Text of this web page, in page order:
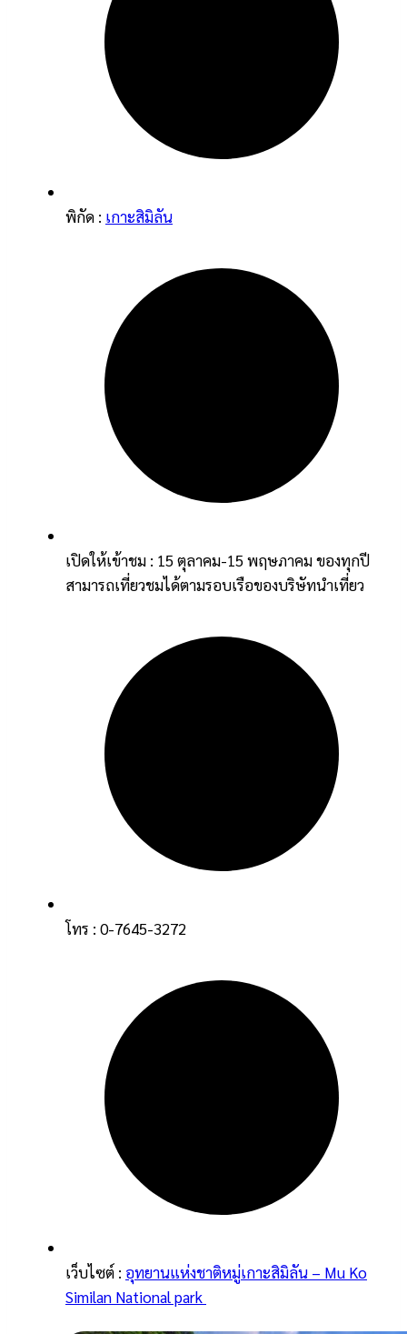
พิกัด : เกาะสิมิลัน
เปิดให้เข้าชม : 15 ตุลาคม-15 พฤษภาคม ของทุกปี
สามารถเที่ยวชมได้ตามรอบเรือของบริษัทนำเที่ยว
โทร : 0-7645-3272
เว็บไซต์ : อุทยานแห่งชาติหมู่เกาะสิมิลัน – Mu Ko
Similan National park